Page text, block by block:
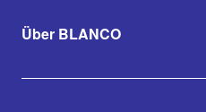
Über BLANCO